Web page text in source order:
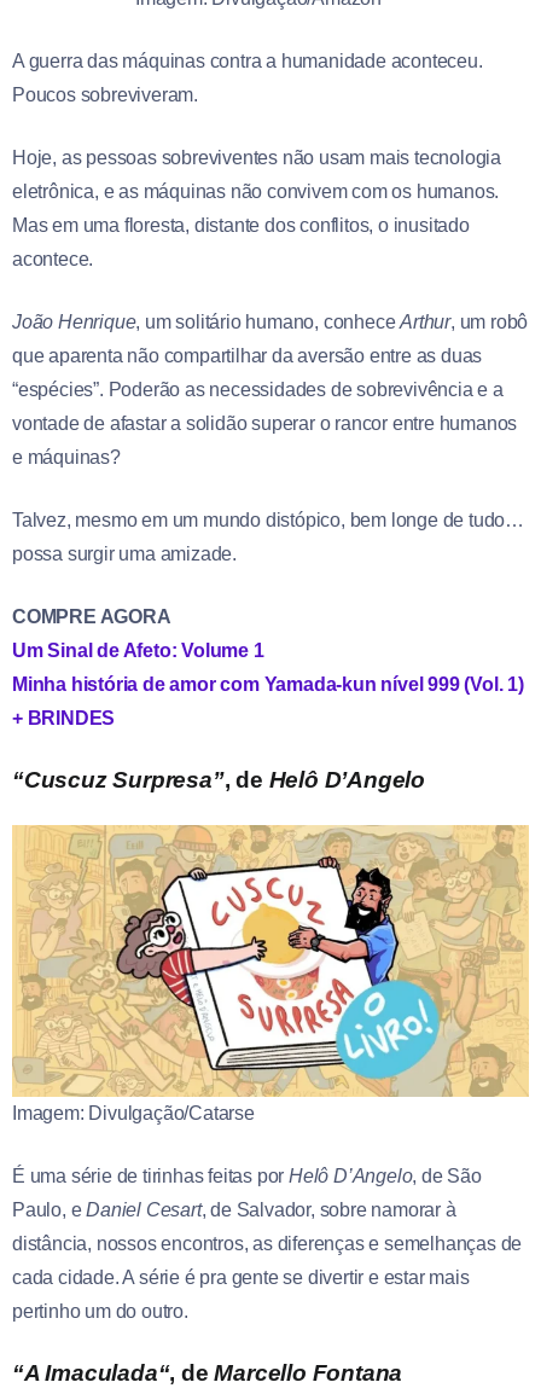
A guerra das máquinas contra a humanidade aconteceu.
Poucos sobreviveram.
Hoje, as pessoas sobreviventes não usam mais tecnologia
eletrônica, e as máquinas não convivem com os humanos.
Mas em uma floresta, distante dos conflitos, o inusitado
acontece.
João Henrique, um solitário humano, conheceArthur, um robô
que aparenta não compartilhar da aversão entre as duas
“espécies”. Poderão as necessidades de sobrevivência e a
vontade de afastar a solidão superar o rancor entre humanos
e máquinas?
Talvez, mesmo em um mundo distópico, bem longe de tudo…
possa surgir uma amizade.
COMPRE AGORA
Um Sinal de Afeto: Volume 1
Minha história de amor com Yamada-kun nível 999 (Vol. 1)
+ BRINDES
“Cuscuz Surpresa”, de Helô D’Angelo
Imagem: Divulgação/Catarse
É uma série de tirinhas feitas por Helô D’Angelo, de São
Paulo, eDaniel Cesart, de Salvador, sobre namorar à
distância, nossos encontros, as diferenças e semelhanças de
cada cidade. A série é pra gente se divertir e estar mais
pertinho um do outro.
“A Imaculada“, deMarcello Fontana